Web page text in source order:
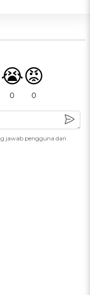
😭
0
😡
0
jawab pengguna dan